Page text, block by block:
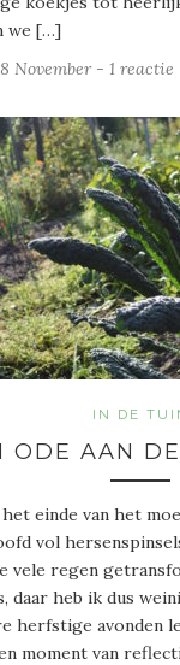
we […]
November - 1 reactie
IN DE
ODE AAN
het einde van het
vol
vele regen
daar heb ik dus
herfstige avonden
moment van